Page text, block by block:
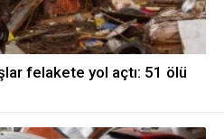
felakete yol açtı: 51 ölü